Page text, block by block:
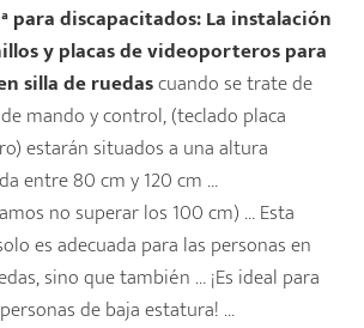
para discapacitados: La instalación
y placas de videoporteros para
silla de ruedascuando se trate de
mando y control, (teclado placa
estarán situados a una altura
entre 80 cm y 120 cm …
no superar los 100 cm) … Esta
es adecuada para las personas en
sino que también … ¡Es ideal para
de baja estatura! …